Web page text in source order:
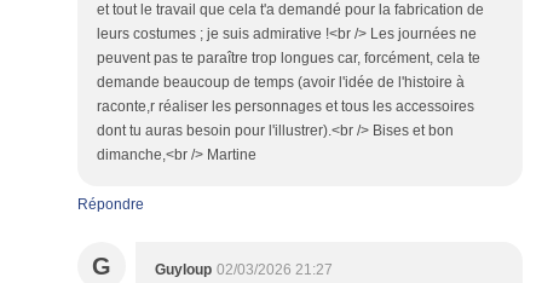
et tout le travail que cela t'a demandé pour la fabrication de
leurs costumes ; je suis admirative !<br /> Les journées ne
peuvent pas te paraître trop longues car, forcément, cela te
demande beaucoup de temps (avoir l'idée de l'histoire à
raconte,r réaliser les personnages et tous les accessoires
dont tu auras besoin pour l'illustrer).<br /> Bises et bon
dimanche,<br /> Martine
Répondre
G Guyloup 02/03/2026 21:27